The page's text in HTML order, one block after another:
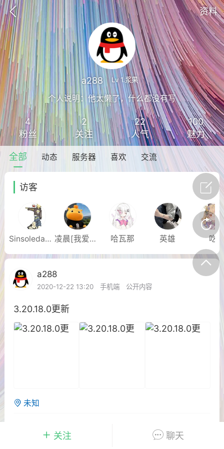
资料
Club Unturned
器租用
圆心云Unturned服务器开服联
年官方合作伙伴
+4
清供
Lv 1.浆果
Lv 1.浆果
关注 聊天
a288 Lv 1.浆果
个人说明：他太懒了，什么都没有写
4
粉丝
2
关注
22
人气
100
魅力
全部 动态 服务器 喜欢 交流
访客
Sinsoledad.✰ 凌晨[我爱你.] 哈瓦那 英雄 吃
a288
2020-12-22 13:20
手机端 公开内容
3.20.18.0更新
未知